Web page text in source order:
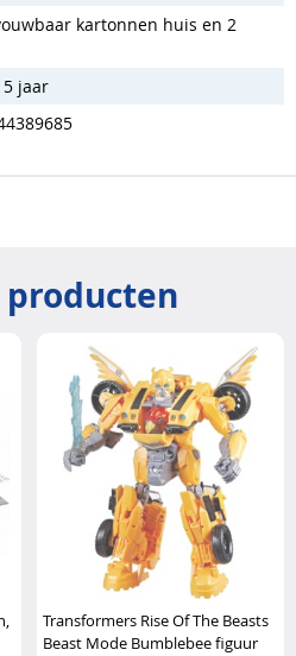
kartonnen huis en 2
jaar
Transformers Rise Of The Beasts
Beast Mode Bumblebee figuur